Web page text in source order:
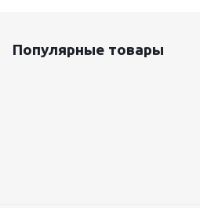
Популярные товары